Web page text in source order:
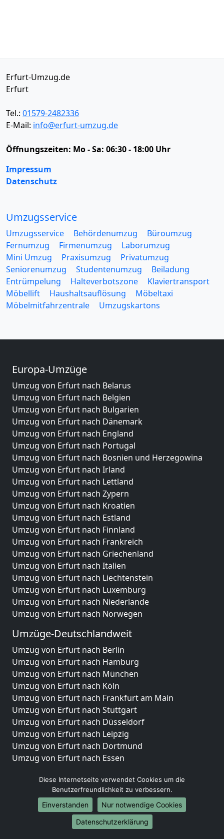
Erfurt-Umzug.de
Erfurt
Tel.: 01579-2482336
E-Mail: info@erfurt-umzug.de
Öffnungszeiten: Mo - Sa: 06:30 - 18:00 Uhr
Impressum
Datenschutz
Umzugsservice
Umzugsservice Behördenumzug
Büroumzug
Fernumzug
Firmenumzug
Laborumzug
Mini Umzug
Praxisumzug
Privatumzug
Seniorenumzug
Studentenumzug
Beiladung
Entrümpelung
Halteverbotszone
Klaviertransport
Möbellift
Haushaltsauflösung
Möbeltaxi
Möbelmitfahrzentrale
Umzugskartons
Europa-Umzüge
Umzug von Erfurt nach Belarus
Umzug von Erfurt nach Belgien
Umzug von Erfurt nach Bulgarien
Umzug von Erfurt nach Dänemark
Umzug von Erfurt nach England
Umzug von Erfurt nach Portugal
Umzug von Erfurt nach Bosnien und Herzegowina
Umzug von Erfurt nach Irland
Umzug von Erfurt nach Lettland
Umzug von Erfurt nach Zypern
Umzug von Erfurt nach Kroatien
Umzug von Erfurt nach Estland
Umzug von Erfurt nach Finnland
Umzug von Erfurt nach Frankreich
Umzug von Erfurt nach Griechenland
Umzug von Erfurt nach Italien
Umzug von Erfurt nach Liechtenstein
Umzug von Erfurt nach Luxemburg
Umzug von Erfurt nach Niederlande
Umzug von Erfurt nach Norwegen
Umzüge-Deutschlandweit
Umzug von Erfurt nach Berlin
Umzug von Erfurt nach Hamburg
Umzug von Erfurt nach München
Umzug von Erfurt nach Köln
Umzug von Erfurt nach Frankfurt am Main
Umzug von Erfurt nach Stuttgart
Umzug von Erfurt nach Düsseldorf
Umzug von Erfurt nach Leipzig
Umzug von Erfurt nach Dortmund
Umzug von Erfurt nach Essen
Umzug von Erfurt nach Dresden
Umzug von Erfurt nach Hannover
Umzug von Erfurt nach Nürnberg
Umzug von Erfurt nach Duisburg
Umzug von Erfurt nach Bochum
Diese Internetseite verwendet Cookies um die
Benutzerfreundlichkeit zu verbessern.
Einverstanden
Nur notwendige Cookies
Datenschutzerklärung